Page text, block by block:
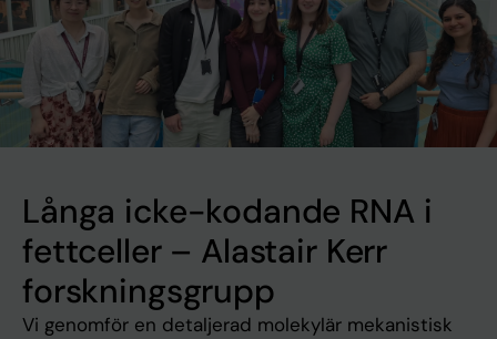
Långa icke-kodande RNA i
fettceller – Alastair Kerr
forskningsgrupp
Vi genomför en detaljerad molekylär mekanistisk